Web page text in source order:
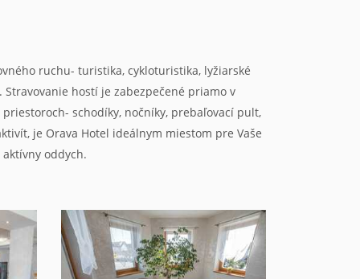
ruchu- turistika, cykloturistika, lyžiarské
hostí je zabezpečené priamo v
schodíky, nočníky, prebaľovací pult,
je Orava Hotel ideálnym miestom pre Vaše
oddych.